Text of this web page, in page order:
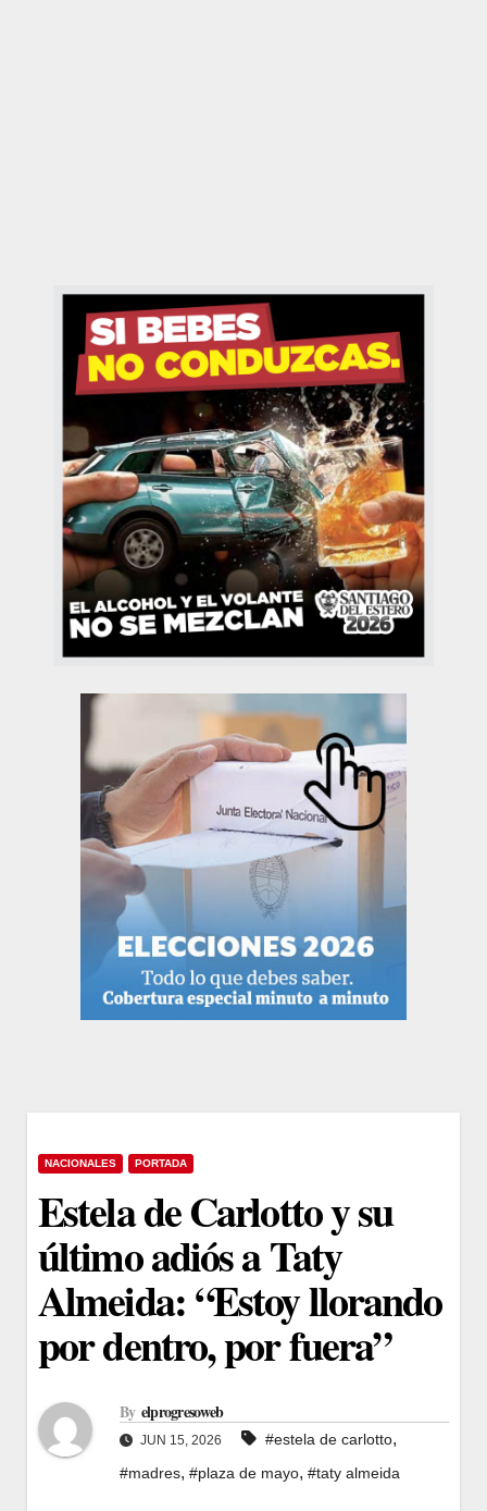
NACIONALES PORTADA
Estela de Carlotto y su
último adiós a Taty
Almeida: “Estoy llorando
por dentro, por fuera”
By elprogresoweb
JUN 15, 2026 #estela de carlotto,
#madres, #plaza de mayo, #taty almeida